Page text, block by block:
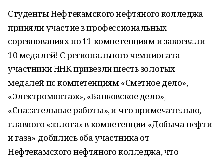
Студенты Нефтекамского нефтяного колледжа
приняли участие в профессиональных
соревнованиях по 11 компетенциям и завоевали
10 медалей! С регионального чемпионата
участники ННК привезли шесть золотых
медалей по компетенциям «Сметное дело»,
«Электромонтаж», «Банковское дело»,
«Спасательные работы», и что примечательно,
главного «золота» в компетенции «Добыча нефти
и газа» добились оба участника от
Нефтекамского нефтяного колледжа, что